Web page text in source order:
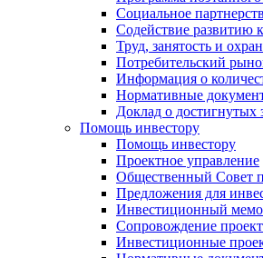
Социальное
Содействие развитию
Труд, занятость и
Потребительский
Информация о
Нормативные
Доклад о достигнутых
Помощь инвестору
Помощь инвестору
Проектное управление
Общественный Совет
Предложения для
Инвестиционный
Сопровождение
Инвестиционные